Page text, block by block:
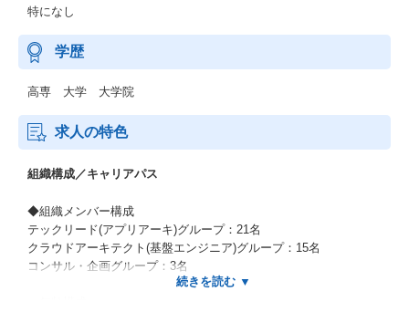
特になし
学歴
高専 大学 大学院
求人の特色
組織構成／キャリアパス
◆組織メンバー構成
テックリード(アプリアーキ)グループ：21名
クラウドアーキテクト(基盤エンジニア)グループ：15名
コンサル・企画グループ：3名